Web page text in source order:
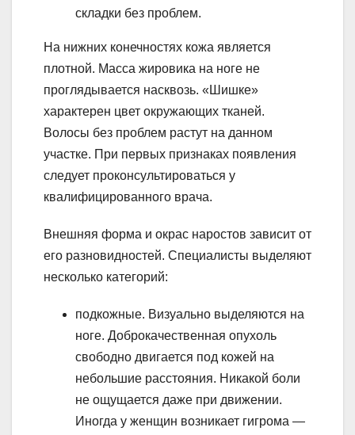
складки без проблем.
На нижних конечностях кожа является
плотной. Масса жировика на ноге не
проглядывается насквозь. «Шишке»
характерен цвет окружающих тканей.
Волосы без проблем растут на данном
участке. При первых признаках появления
следует проконсультироваться у
квалифицированного врача.
Внешняя форма и окрас наростов зависит от
его разновидностей. Специалисты выделяют
несколько категорий:
подкожные. Визуально выделяются на
ноге. Доброкачественная опухоль
свободно двигается под кожей на
небольшие расстояния. Никакой боли
не ощущается даже при движении.
Иногда у женщин возникает гигрома —